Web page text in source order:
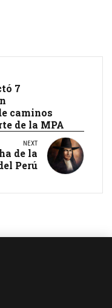
7
caminos
de la MPA
NEXT
de la
Perú